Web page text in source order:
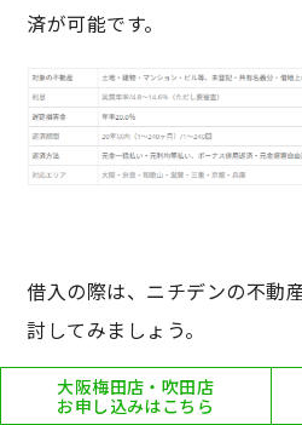
大阪梅田店・吹田店
お申し込みはこちら
済が可能です。
借入の際は、ニチデンの不動
討してみましょう。
内部リンク：